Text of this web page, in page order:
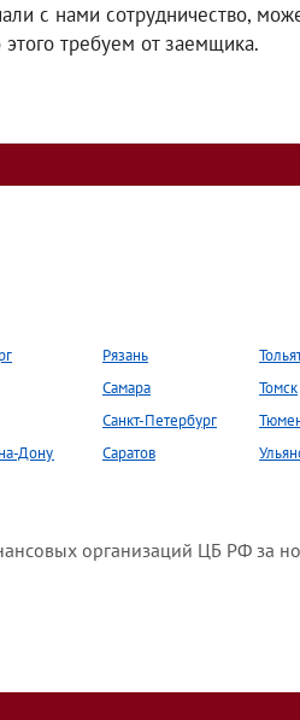
с нами сотрудничество,
требуем от заемщика.
Дону
Рязань
Самара
Санкт-Петербург
Саратов
Томск
организаций ЦБ РФ за